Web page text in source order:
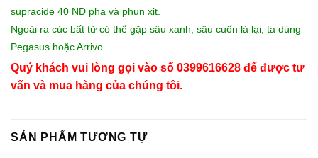
supracide 40 ND pha và phun xịt.
Ngoài ra cúc bất tử có thể gặp sâu xanh, sâu cuốn lá lại, ta dùng
Pegasus hoặc Arrivo.
Quý khách vui lòng gọi vào số 0399616628 để được tư
vấn và mua hàng của chúng tôi.
SẢN PHẨM TƯƠNG TỰ